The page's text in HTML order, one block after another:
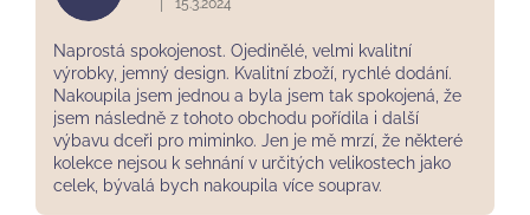
hvězdiček.
Hodnocení obchodu je 5 z 5 hvězdiček.
15.3.2024
Naprostá spokojenost. Ojedinělé, velmi kvalitní
výrobky, jemný design. Kvalitní zboží, rychlé dodání.
Nakoupila jsem jednou a byla jsem tak spokojená, že
jsem následně z tohoto obchodu pořídila i další
výbavu dceři pro miminko. Jen je mě mrzí, že některé
kolekce nejsou k sehnání v určitých velikostech jako
celek, bývalá bych nakoupila více souprav.